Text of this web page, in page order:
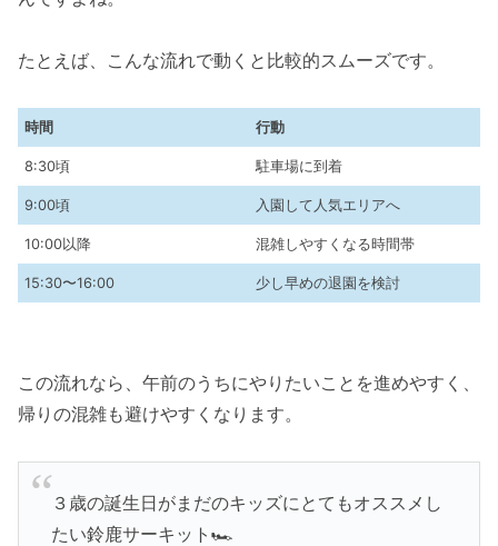
たとえば、こんな流れで動くと比較的スムーズです。
時間 行動
8:30頃 駐車場に到着
9:00頃 入園して人気エリアへ
10:00以降 混雑しやすくなる時間帯
15:30〜16:00 少し早めの退園を検討
この流れなら、午前のうちにやりたいことを進めやすく、
帰りの混雑も避けやすくなります。
３歳の誕生日がまだのキッズにとてもオススメし
たい鈴鹿サーキット🏎️